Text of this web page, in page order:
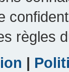
règles
|